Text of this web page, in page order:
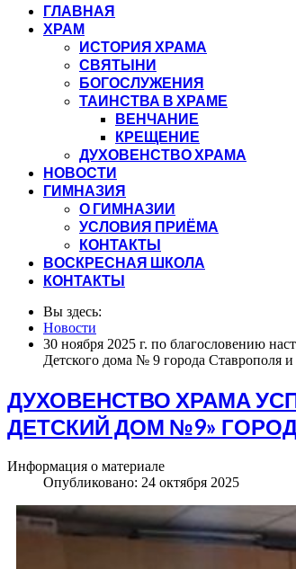
ГЛАВНАЯ
ХРАМ
ИСТОРИЯ ХРАМА
СВЯТЫНИ
БОГОСЛУЖЕНИЯ
ТАИНСТВА В ХРАМЕ
ВЕНЧАНИЕ
КРЕЩЕНИЕ
ДУХОВЕНСТВО ХРАМА
НОВОСТИ
ГИМНАЗИЯ
О ГИМНАЗИИ
УСЛОВИЯ ПРИЁМА
КОНТАКТЫ
ВОСКРЕСНАЯ ШКОЛА
КОНТАКТЫ
Вы здесь:
Новости
30 ноября 2025 г. по благословению
Детского дома № 9 города Ставрополя
ДУХОВЕНСТВО ХРАМА
ДЕТСКИЙ ДОМ №9»
Информация о материале
Опубликовано: 24 октября 2025